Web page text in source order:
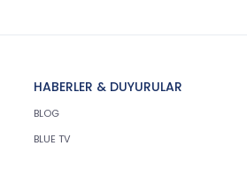
HABERLER & DUYURULAR
BLOG
BLUE TV